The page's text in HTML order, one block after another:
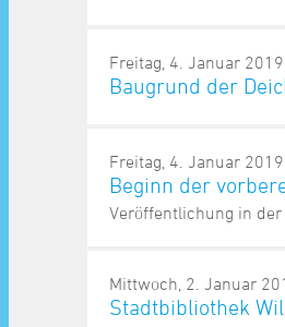
Freitag, 4. Januar 2019
Baugrund der
Freitag, 4. Januar 2019
Beginn der
Veröffentlichung in
Mittwoch, 2. Januar
Stadtbibliothek